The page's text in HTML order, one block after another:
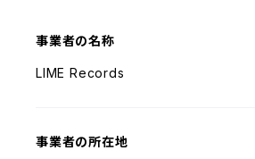
事業者の名称
LIME Records
事業者の所在地